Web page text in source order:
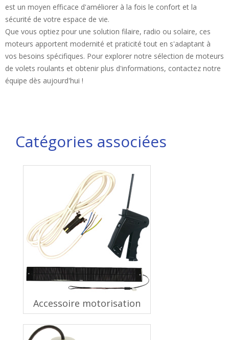
est un moyen efficace d'améliorer à la fois le confort et la
sécurité de votre espace de vie.
Que vous optiez pour une solution filaire, radio ou solaire, ces
moteurs apportent modernité et praticité tout en s'adaptant à
vos besoins spécifiques. Pour explorer notre sélection de moteurs
de volets roulants et obtenir plus d'informations, contactez notre
équipe dès aujourd'hui !
Catégories associées
Accessoire motorisation